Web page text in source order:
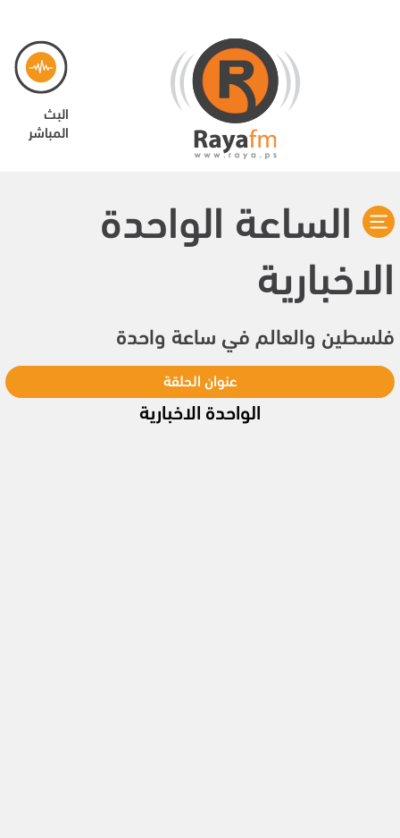
البث
المباشر
الساعة الواحدة
الاخبارية
فلسطين والعالم في ساعة واحدة
عنوان الحلقة
الواحدة الاخبارية